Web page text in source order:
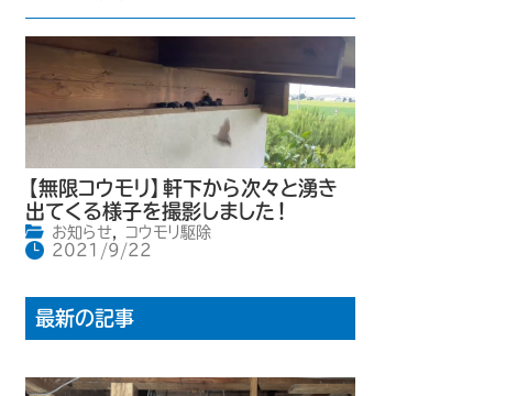
【無限コウモリ】軒下から次々と湧き
出てくる様子を撮影しました！
お知らせ,
コウモリ駆除
2021/9/22
最新の記事